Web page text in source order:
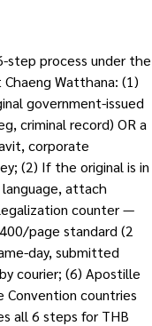
step process under the
Watthana: (1)
government-issued
criminal record) OR a
corporate
(2) If the original is in
attach
counter —
page standard (2
day, submitted
courier; (6) Apostille
Convention countries
all 6 steps for THB